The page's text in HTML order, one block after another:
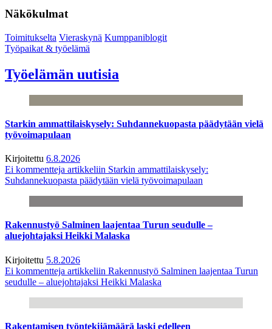
Näkökulmat
Toimitukselta Vieraskynä Kumppaniblogit
Työpaikat & työelämä
Työelämän uutisia
Starkin ammattilaiskysely: Suhdannekuopasta päädytään vielä
työvoimapulaan
Kirjoitettu 6.8.2026
Ei kommentteja artikkeliin Starkin ammattilaiskysely:
Suhdannekuopasta päädytään vielä työvoimapulaan
Rakennustyö Salminen laajentaa Turun seudulle –
aluejohtajaksi Heikki Malaska
Kirjoitettu 5.8.2026
Ei kommentteja artikkeliin Rakennustyö Salminen laajentaa Turun
seudulle – aluejohtajaksi Heikki Malaska
Rakentamisen työntekijämäärä laski edelleen